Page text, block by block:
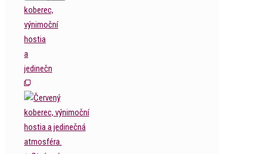
koberec,
výnimoční
hostia
a
jedinečn